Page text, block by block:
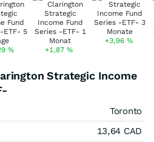
% +1,87 %
+3,96 %
Strategic Income
Toronto
13,64 CAD